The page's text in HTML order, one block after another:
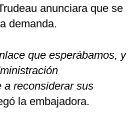
anunciara que se
demanda.
que esperábamos, y
a reconsiderar sus
la embajadora.